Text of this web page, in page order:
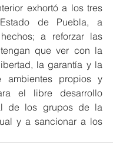
exhortó a los tres
de Puebla, a
a reforzar las
que ver con la
la garantía y la
ambientes propios y
el libre desarrollo
de los grupos de la
y a sancionar a los